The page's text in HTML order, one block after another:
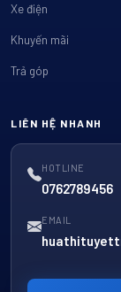
Xe điện
Khuyến mãi
Trả góp
LIÊN HỆ NHANH
HOTLINE
0762789456
EMAIL